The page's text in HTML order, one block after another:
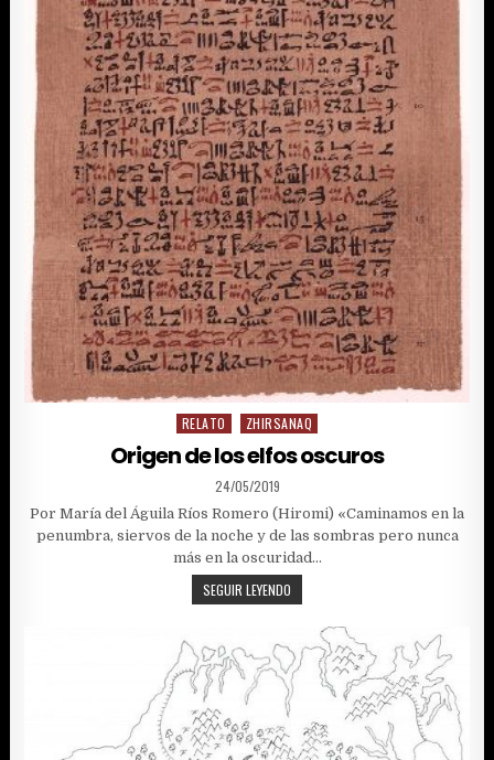
Posted
RELATO ZHIRSANAQ
Origen de los elfos oscuros
PUBLISHED
DATE:
24/05/2019
Por María del Águila Ríos Romero (Hiromi) «Caminamos en la
penumbra, siervos de la noche y de las sombras pero nunca
más en la oscuridad…
SEGUIR LEYENDO
DE
ELFOS
OSCUROS